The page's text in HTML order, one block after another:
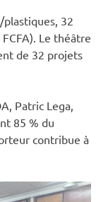
plastiques, 32
Le théâtre
de 32 projets
Patric Lega,
85 % du
contribue à